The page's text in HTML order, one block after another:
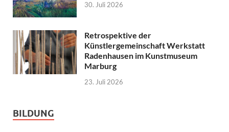
30. Juli 2026
Retrospektive der
Künstlergemeinschaft Werkstatt
Radenhausen im Kunstmuseum
Marburg
23. Juli 2026
BILDUNG